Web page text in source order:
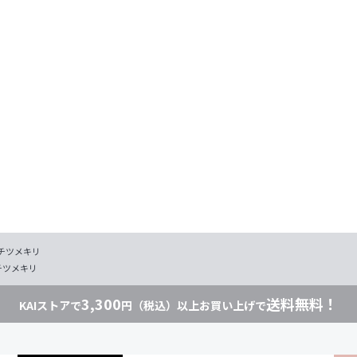
ツメキリ
メキリ
KAIストアで3,300円（税込）以上お買い上げで送料無料！